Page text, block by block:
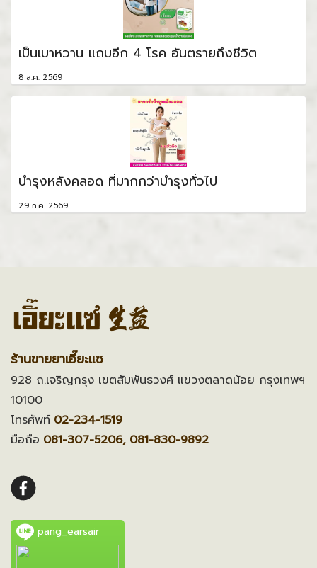
เป็นเบาหวาน แถมอีก 4 โรค อันตรายถึงชีวิต
8 ส.ค. 2569
บำรุงหลังคลอด ที่มากกว่าบำรุงทั่วไป
29 ก.ค. 2569
ร้านขายยาเอี๊ยะแซ
928 ถ.เจริญกรุง เขตสัมพันธวงศ์ แขวงตลาดน้อย กรุงเทพฯ
10100
โทรศัพท์ 02-234-1519
มือถือ 081-307-5206, 081-830-9892
pang_earsair